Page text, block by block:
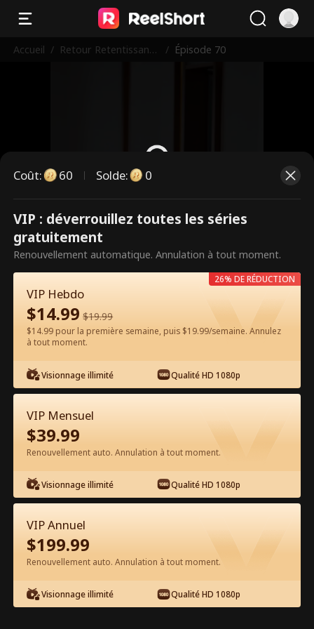
Accueil / Retour Retentissant
/ Épisode 70
Ce sont des épisodes payants.
Débloquez pour regarder.
Regarder gratuitement sur l'App
Épisode 70 - Retour Retentissant
d'une Mendiante Film complet
1-50 51-75 Tous les épisodes
Coût: 60 Solde: 0
VIP : déverrouillez toutes les séries
gratuitement
Renouvellement automatique. Annulation à tout moment.
VIP Hebdo
$14.99 $19.99
$14.99 pour la première semaine, puis $19.99/semaine. Annulez
à tout moment.
Visionnage illimité Qualité HD 1080p
26% DE RÉDUCTION
VIP Mensuel
$39.99
Renouvellement auto. Annulation à tout moment.
Visionnage illimité Qualité HD 1080p
VIP Annuel
$199.99
Renouvellement auto. Annulation à tout moment.
Visionnage illimité Qualité HD 1080p